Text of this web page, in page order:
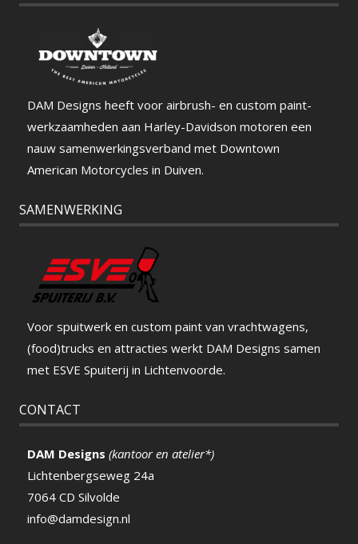
DAM Designs heeft voor airbrush- en custom paint-
werkzaamheden aan Harley-Davidson motoren een
nauw samenwerkingsverband met Downtown
American Motorcycles in Duiven.
SAMENWERKING
Voor spuitwerk en custom paint van vrachtwagens,
(food)trucks en attracties werkt DAM Designs samen
met ESVE Spuiterij in Lichtenvoorde.
CONTACT
DAM Designs (kantoor en atelier*)
Lichtenbergseweg 24a
7064 CD Silvolde
info@damdesign.nl